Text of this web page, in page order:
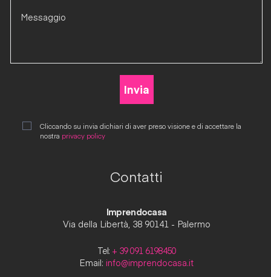
Cliccando su invia dichiari di aver preso visione e di accettare la
nostra privacy policy
Contatti
Imprendocasa
Via della Libertà, 38 90141 - Palermo
Tel: + 39 091 6198450
Email: info@imprendocasa.it